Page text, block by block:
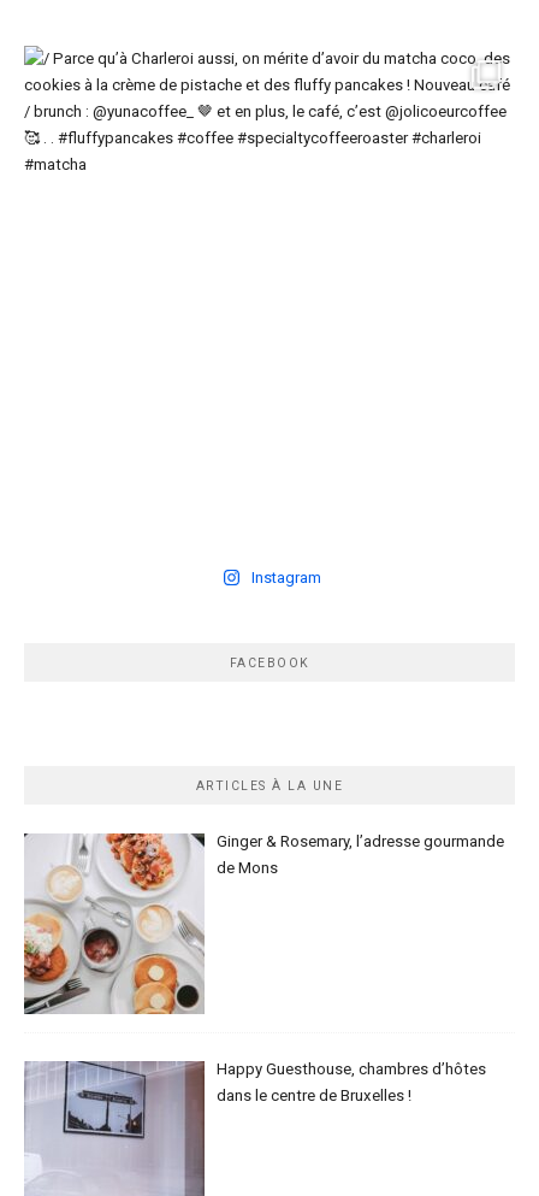
Instagram
FACEBOOK
ARTICLES À LA UNE
Ginger & Rosemary, l’adresse gourmande
de Mons
Happy Guesthouse, chambres d’hôtes
dans le centre de Bruxelles !